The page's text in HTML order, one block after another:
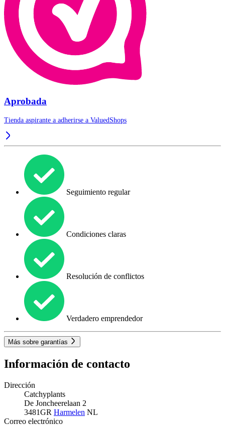
Aprobada
Tienda aspirante a adherirse a ValuedShops
Seguimiento regular
Condiciones claras
Resolución de conflictos
Verdadero emprendedor
Más sobre garantías
Información de contacto
Dirección
Catchyplants
De Joncheerelaan 2
3481GR Harmelen NL
Correo electrónico